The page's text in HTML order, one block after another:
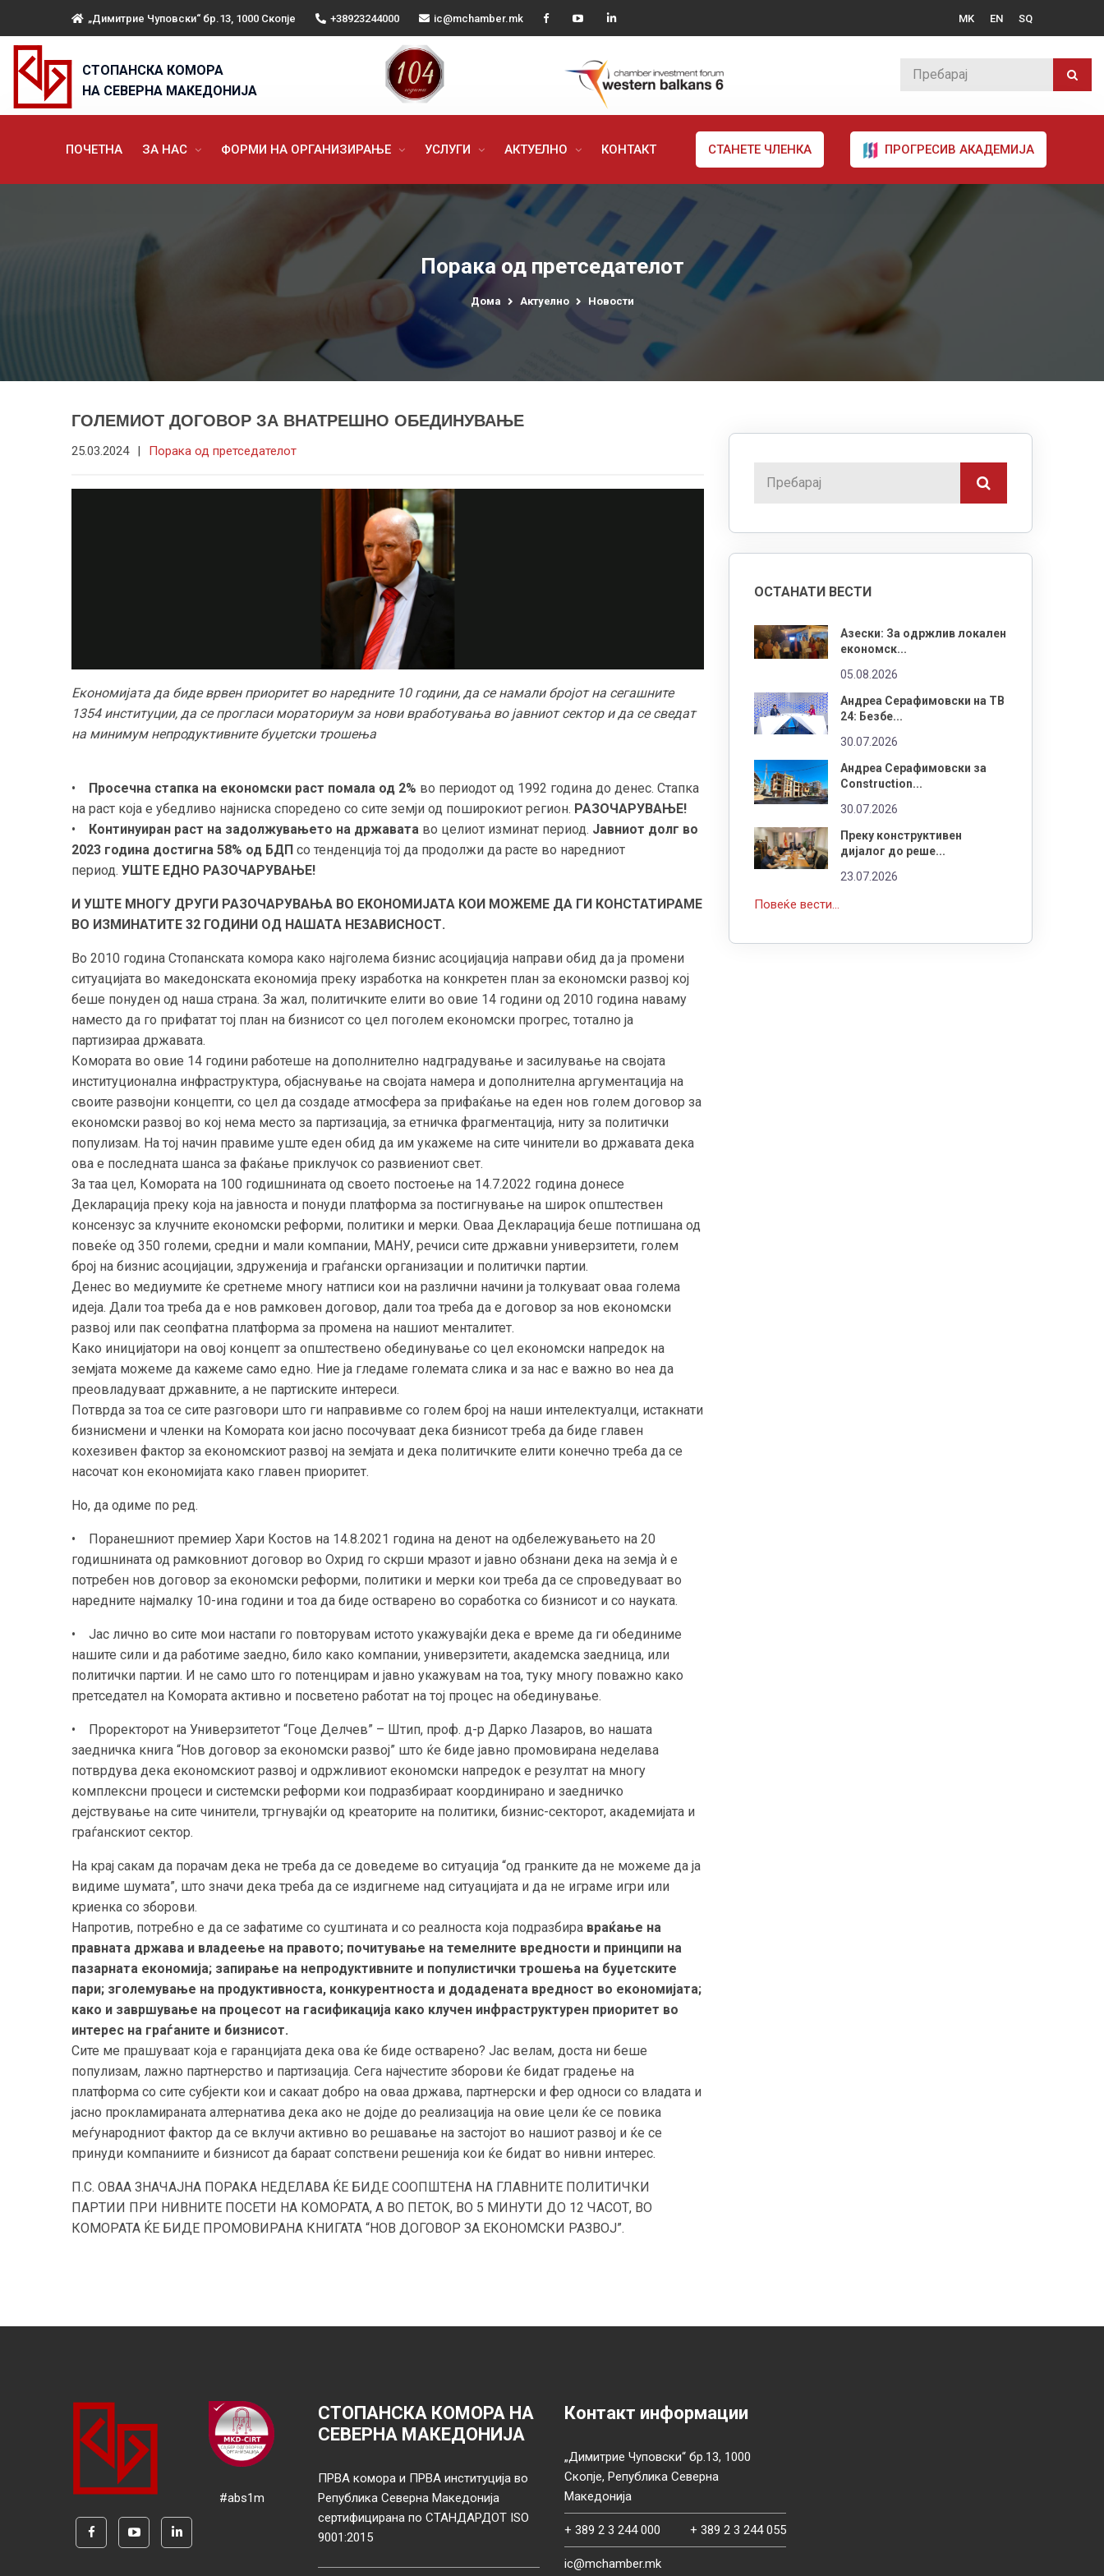
„Димитрие Чуповски“ бр.13, 1000 Скопје +38923244000 ic@mchamber.mk MK EN SQ
СТОПАНСКА КОМОРА
НА СЕВЕРНА МАКЕДОНИЈА
ПОЧЕТНА ЗА НАС ФОРМИ НА ОРГАНИЗИРАЊЕ УСЛУГИ АКТУЕЛНО КОНТАКТ СТАНЕТЕ ЧЛЕНКА ПРОГРЕСИВ АКАДЕМИЈА
Порака од претседателот
Дома Актуелно Новости
ГОЛЕМИОТ ДОГОВОР ЗА ВНАТРЕШНО ОБЕДИНУВАЊЕ
25.03.2024 | Порака од претседателот
Економијата да биде врвен приоритет во наредните 10 години, да се намали бројот на сегашните
1354 институции, да се прогласи мораториум за нови вработувања во јавниот сектор и да се сведат
на минимум непродуктивните буџетски трошења
• Просечна стапка на економски раст помала од 2% во периодот од 1992 година до денес. Стапка
на раст која е убедливо најниска споредено со сите земји од поширокиот регион. РАЗОЧАРУВАЊЕ!
• Континуиран раст на задолжувањето на државата во целиот изминат период. Јавниот долг во
2023 година достигна 58% од БДП со тенденција тој да продолжи да расте во наредниот
период. УШТЕ ЕДНО РАЗОЧАРУВАЊЕ!
И УШТЕ МНОГУ ДРУГИ РАЗОЧАРУВАЊА ВО ЕКОНОМИЈАТА КОИ МОЖЕМЕ ДА ГИ КОНСТАТИРАМЕ
ВО ИЗМИНАТИТЕ 32 ГОДИНИ ОД НАШАТА НЕЗАВИСНОСТ.
Во 2010 година Стопанската комора како најголема бизнис асоцијација направи обид да ја промени
ситуацијата во македонската економија преку изработка на конкретен план за економски развој кој
беше понуден од наша страна. За жал, политичките елити во овие 14 години од 2010 година наваму
наместо да го прифатат тој план на бизнисот со цел поголем економски прогрес, тотално ја
партизираа државата.
Комората во овие 14 години работеше на дополнително надградување и засилување на својата
институционална инфраструктура, објаснување на својата намера и дополнителна аргументација на
своите развојни концепти, со цел да создаде атмосфера за прифаќање на еден нов голем договор за
економски развој во кој нема место за партизација, за етничка фрагментација, ниту за политички
популизам. На тој начин правиме уште еден обид да им укажеме на сите чинители во државата дека
ова е последната шанса за фаќање приклучок со развиениот свет.
За таа цел, Комората на 100 годишнината од своето постоење на 14.7.2022 година донесе
Декларација преку која на јавноста и понуди платформа за постигнување на широк општествен
консензус за клучните економски реформи, политики и мерки. Оваа Декларација беше потпишана од
повеќе од 350 големи, средни и мали компании, МАНУ, речиси сите државни универзитети, голем
број на бизнис асоцијации, здруженија и граѓански организации и политички партии.
Денес во медиумите ќе сретнеме многу натписи кои на различни начини ја толкуваат оваа голема
идеја. Дали тоа треба да е нов рамковен договор, дали тоа треба да е договор за нов економски
развој или пак сеопфатна платформа за промена на нашиот менталитет.
Како иницијатори на овој концепт за општествено обединување со цел економски напредок на
земјата можеме да кажеме само едно. Ние ја гледаме големата слика и за нас е важно во неа да
преовладуваат државните, а не партиските интереси.
Потврда за тоа се сите разговори што ги направивме со голем број на наши интелектуалци, истакнати
бизнисмени и членки на Комората кои јасно посочуваат дека бизнисот треба да биде главен
кохезивен фактор за економскиот развој на земјата и дека политичките елити конечно треба да се
насочат кон економијата како главен приоритет.
Но, да одиме по ред.
• Поранешниот премиер Хари Костов на 14.8.2021 година на денот на одбележувањето на 20
годишнината од рамковниот договор во Охрид го скрши мразот и јавно обзнани дека на земја ѝ е
потребен нов договор за економски реформи, политики и мерки кои треба да се спроведуваат во
наредните најмалку 10-ина години и тоа да биде остварено во соработка со бизнисот и со науката.
• Јас лично во сите мои настапи го повторувам истото укажувајќи дека е време да ги обединиме
нашите сили и да работиме заедно, било како компании, универзитети, академска заедница, или
политички партии. И не само што го потенцирам и јавно укажувам на тоа, туку многу поважно како
претседател на Комората активно и посветено работат на тој процес на обединување.
• Проректорот на Универзитетот “Гоце Делчев” – Штип, проф. д-р Дарко Лазаров, во нашата
заедничка книга “Нов договор за економски развој” што ќе биде јавно промовирана неделава
потврдува дека економскиот развој и одржливиот економски напредок е резултат на многу
комплексни процеси и системски реформи кои подразбираат координирано и заедничко
дејствување на сите чинители, тргнувајќи од креаторите на политики, бизнис-секторот, академијата и
граѓанскиот сектор.
На крај сакам да порачам дека не треба да се доведеме во ситуација “од гранките да не можеме да ја
видиме шумата”, што значи дека треба да се издигнеме над ситуацијата и да не играме игри или
криенка со зборови.
Напротив, потребно е да се зафатиме со суштината и со реалноста која подразбира враќање на
правната држава и владеење на правото; почитување на темелните вредности и принципи на
пазарната економија; запирање на непродуктивните и популистички трошења на буџетските
пари; зголемување на продуктивноста, конкурентноста и додадената вредност во економијата;
како и завршување на процесот на гасификација како клучен инфраструктурен приоритет во
интерес на граѓаните и бизнисот.
Сите ме прашуваат која е гаранцијата дека ова ќе биде остварено? Јас велам, доста ни беше
популизам, лажно партнерство и партизација. Сега најчестите зборови ќе бидат градење на
платформа со сите субјекти кои и сакаат добро на оваа држава, партнерски и фер односи со владата и
јасно прокламираната алтернатива дека ако не дојде до реализација на овие цели ќе се повика
меѓународниот фактор да се вклучи активно во решавање на застојот во нашиот развој и ќе се
принуди компаниите и бизнисот да бараат сопствени решенија кои ќе бидат во нивни интерес.
П.С. ОВАА ЗНАЧАЈНА ПОРАКА НЕДЕЛАВА ЌЕ БИДЕ СООПШТЕНА НА ГЛАВНИТЕ ПОЛИТИЧКИ
ПАРТИИ ПРИ НИВНИТЕ ПОСЕТИ НА КОМОРАТА, А ВО ПЕТОК, ВО 5 МИНУТИ ДО 12 ЧАСОТ, ВО
КОМОРАТА ЌЕ БИДЕ ПРОМОВИРАНА КНИГАТА “НОВ ДОГОВОР ЗА ЕКОНОМСКИ РАЗВОЈ”.
ОСТАНАТИ ВЕСТИ
Азески: За одржлив локален
економск...
05.08.2026
Андреа Серафимовски на ТВ
24: Безбе...
30.07.2026
Андреа Серафимовски за
Construction...
30.07.2026
Преку конструктивен
дијалог до реше...
23.07.2026
Повеќе вести...
#abs1m
СТОПАНСКА КОМОРА НА
СЕВЕРНА МАКЕДОНИЈА
ПРВА комора и ПРВА институција во
Република Северна Македонија
сертифицирана по СТАНДАРДОТ ISO
9001:2015
Контакт информации
„Димитрие Чуповски“ бр.13, 1000
Скопје, Република Северна
Македонија
+ 389 2 3 244 000 + 389 2 3 244 055
ic@mchamber.mk